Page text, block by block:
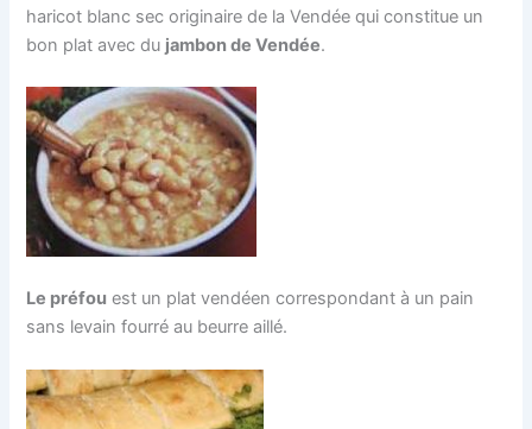
haricot blanc sec originaire de la Vendée qui constitue un
bon plat avec du jambon de Vendée.
Le préfou est un plat vendéen correspondant à un pain
sans levain fourré au beurre aillé.